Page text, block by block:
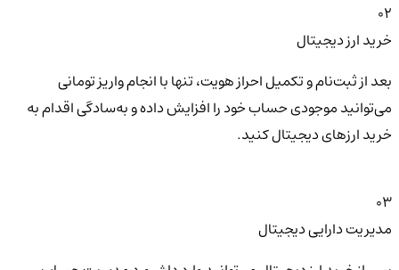
02
خرید ارز دیجیتال
بعد از ثبت‌نام و تکمیل احراز هویت، تنها با انجام واریز تومانی
می‌توانید موجودی حساب خود را افزایش داده و به‌سادگی اقدام به
خرید ارزهای دیجیتال کنید.
03
مدیریت دارایی دیجیتال